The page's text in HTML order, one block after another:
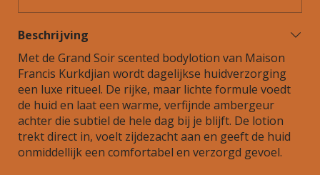
Beschrijving
Met de Grand Soir scented bodylotion van Maison
Francis Kurkdjian wordt dagelijkse huidverzorging
een luxe ritueel. De rijke, maar lichte formule voedt
de huid en laat een warme, verfijnde ambergeur
achter die subtiel de hele dag bij je blijft. De lotion
trekt direct in, voelt zijdezacht aan en geeft de huid
onmiddellijk een comfortabel en verzorgd gevoel.